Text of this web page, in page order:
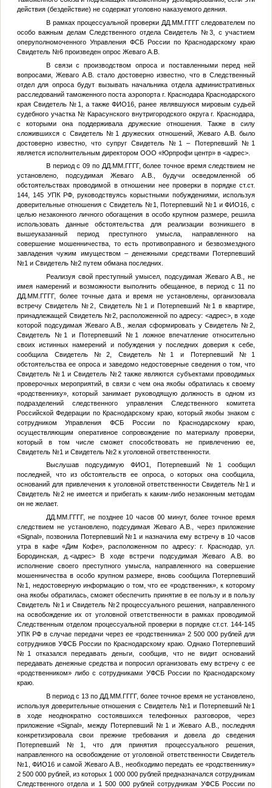
действия (бездействие) не содержат уголовно наказуемого деяния.
В рамках процессуальной проверки ДД.ММ.ГГГГследователем по
особо важным делам Следственного отделаСвидетель №3 , с участием
оперуполномоченного Управления ФСБ России по Краснодарскому краю
Свидетель №6произведен опрос Жеваго А.В.
В связи с производством опроса и поставленными перед ней
вопросами, Жеваго А.В. стало достоверно известно, что в Следственный
отдел для опроса будут вызывать начальника отдела административных
расследований таможенного поста аэропорта г. Краснодара Краснодарского
краяСвидетель №1 , а такжеФИО16 , ранее являвшуюся мировым судьей
судебного участка № Карасунского внутригородского округа г. Краснодара,
с которыми она поддерживала дружеские отношения. Также в силу
сложившихся с Свидетель №1
дружеских отношений, Жеваго А.В. было
достоверно известно, что супруг Свидетель №1 – Потерпевший №1
является исполнительным директором ООО «Юрпрофи центр» в <адрес>.
В период с 09 по ДД.ММ.ГГГГ, более точное время следствием не
установлено, подсудимая Жеваго А.В., будучи осведомленной об
обстоятельствах проводимой в отношении нее проверки в порядке ст.ст.
144, 145 УПК РФ, руководствуясь корыстными побуждениями, используя
доверительные отношения сСвидетель №1 Потерпевший №1 иФИО16 , с
целью незаконного личного обогащения в особо крупном размере, решила
использовать данные обстоятельства для реализации возникшего в
вышеуказанный период преступного умысла, направленного на
совершение мошенничества, то есть противоправного и безвозмездного
завладения чужим имуществом – денежными средствами
Потерпевший
№1 и Свидетель №2путем обмана последних.
Реализуя свой преступный умысел, подсудимая Жеваго А.В., не
имея намерений и возможности выполнить обещанное, в период с 11 по
ДД.ММ.ГГГГ, более точные дата и время не установлены, организовала
встречуСвидетель №2 Свидетель №1 иПотерпевший №1 в квартире,
принадлежащей Свидетель №2, расположенной по адресу: <адрес>, в ходе
которой подсудимая Жеваго А.В., желая сформировать уСвидетель №2
Свидетель №1
иПотерпевший №1
ложное впечатление относительно
своих истинных намерений и побуждения у последних доверия к себе,
сообщила Свидетель №2 Свидетель №1 и Потерпевший №1
обстоятельства ее опроса и заведомо недостоверные сведения о том, что
Свидетель №1 иСвидетель №2также являются субъектами проводимых
проверочных мероприятий, в связи с чем она якобы обратилась к своему
«родственнику», который занимает руководящую должность в одном из
подразделений следственного управления Следственного комитета
Российской Федерации по Краснодарскому краю, который якобы знаком с
сотрудником Управления ФСБ России по Краснодарскому краю,
осуществляющим оперативное сопровождение по материалу проверки,
который в том числе сможет способствовать не привлечению ее,
Свидетель №1 и Свидетель №2к уголовной ответственности.
Выслушав подсудимую ФИО1, Потерпевший №1сообщил
последней, что из обстоятельств ее опроса, о которых она сообщила,
оснований для привлечения к уголовной ответственностиСвидетель №1 и
Свидетель №2 не имеется и прибегать к каким-либо незаконным методам
он не желает.
ДД.ММ.ГГГГ, не позднее 10 часов 00 минут, более точное время
следствием не установлено, подсудимая Жеваго А.В., через приложение
«Signal», позвонила Потерпевший №1 и назначила ему встречу в 10 часов
утра в кафе «Дим Кофе», расположенном по адресу: г. Краснодар, ул.
Бородинская, д. <адрес>В ходе встречи подсудимая Жеваго А.В. во
исполнение своего преступного умысла, направленного на совершение
мошенничества в особо крупном размере, вновь сообщилаПотерпевший
№1
, недостоверную информацию о том, что ее «родственник», к которому
она якобы обратилась, сможет обеспечить принятие в ее пользу и в пользу
Свидетель №1 иСвидетель №2процессуального решения, направленного
на освобождение их от уголовной ответственности в рамках проводимой
Следственным отделом процессуальной проверки в порядке ст.ст. 144-145
УПК РФ в случае передачи через ее «родственника» 2 500 000 рублей для
сотрудников УФСБ России по Краснодарскому краю. ОднакоПотерпевший
№1
отказался передавать деньги, сообщив, что не видит оснований
передавать денежные средства и попросил организовать ему встречу с ее
«родственником» либо с сотрудниками УФСБ России по Краснодарскому
краю.
В период с 13 по ДД.ММ.ГГГГ, более точное время не установлено,
используя доверительные отношения с Свидетель №1 и Потерпевший №1
в ходе неоднократно состоявшихся телефонных разговоров, через
приложение «Signal», между Потерпевший №1 и Жеваго А.В., последняя
конкретизировала свои прежние требования и довела до сведения
Потерпевший №1
, что для принятия процессуального решения,
направленного на освобождение от уголовной ответственностиСвидетель
№1
,ФИО16 и самой Жеваго А.В., необходимо передать ее «родственнику»
2 500 000 рублей, из которых 1 000 000 рублей предназначался сотрудникам
Следственного отдела и 1 500 000 рублей сотрудникам УФСБ России по